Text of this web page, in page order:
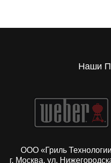
Наши
ООО «Гриль
г. Москва, ул.